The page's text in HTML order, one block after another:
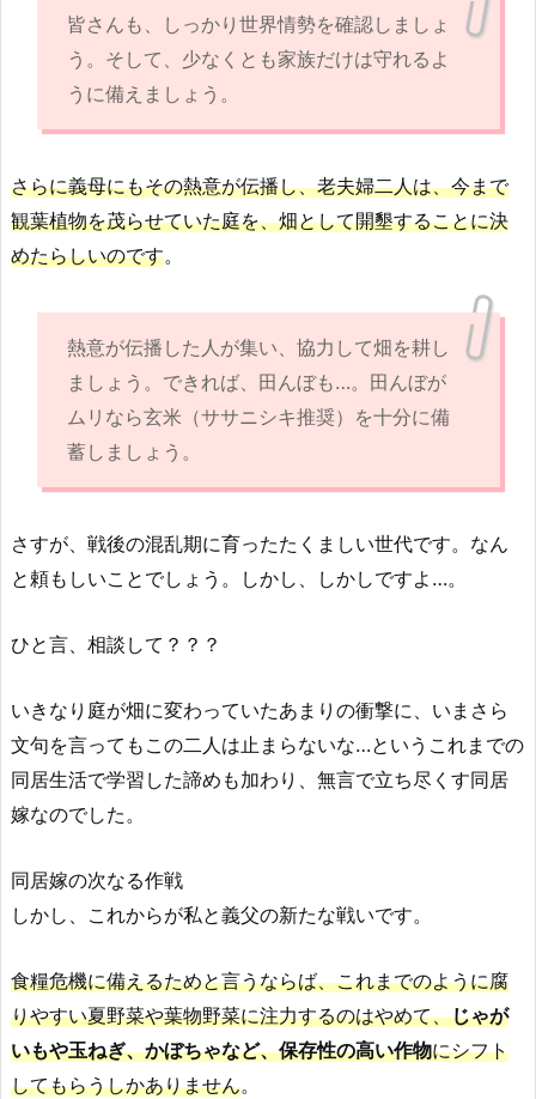
皆さんも、しっかり世界情勢を確認しましょ
う。そして、少なくとも家族だけは守れるよ
うに備えましょう。
さらに義母にもその熱意が伝播し、老夫婦二人は、今まで
観葉植物を茂らせていた庭を、畑として開墾することに決
めたらしいのです。
熱意が伝播した人が集い、協力して畑を耕し
ましょう。できれば、田んぼも…。田んぼが
ムリなら玄米（ササニシキ推奨）を十分に備
蓄しましょう。
さすが、戦後の混乱期に育ったたくましい世代です。なん
と頼もしいことでしょう。しかし、しかしですよ…。
ひと言、相談して？？？
いきなり庭が畑に変わっていたあまりの衝撃に、いまさら
文句を言ってもこの二人は止まらないな…というこれまでの
同居生活で学習した諦めも加わり、無言で立ち尽くす同居
嫁なのでした。
同居嫁の次なる作戦
しかし、これからが私と義父の新たな戦いです。
食糧危機に備えるためと言うならば、これまでのように腐
りやすい夏野菜や葉物野菜に注力するのはやめて、じゃが
いもや玉ねぎ、かぼちゃなど、保存性の高い作物にシフト
してもらうしかありません。